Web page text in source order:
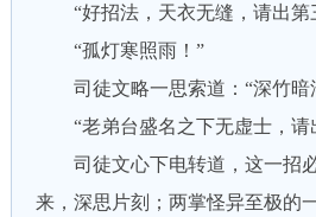
“好招法，天衣无缝，请出第
“孤灯寒照雨！”
司徒文略一思索道：“深竹暗
“老弟台盛名之下无虚士，请
司徒文心下电转道，这一招
来，深思片刻；两掌怪异至极的